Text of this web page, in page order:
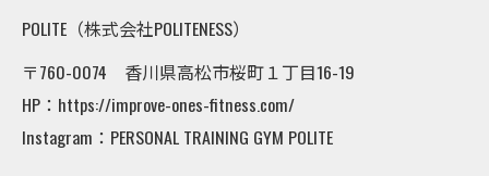
POLITE（株式会社POLITENESS）
〒760-0074 香川県高松市桜町１丁目16-19
HP：https://improve-ones-fitness.com/
Instagram：PERSONAL TRAINING GYM POLITE